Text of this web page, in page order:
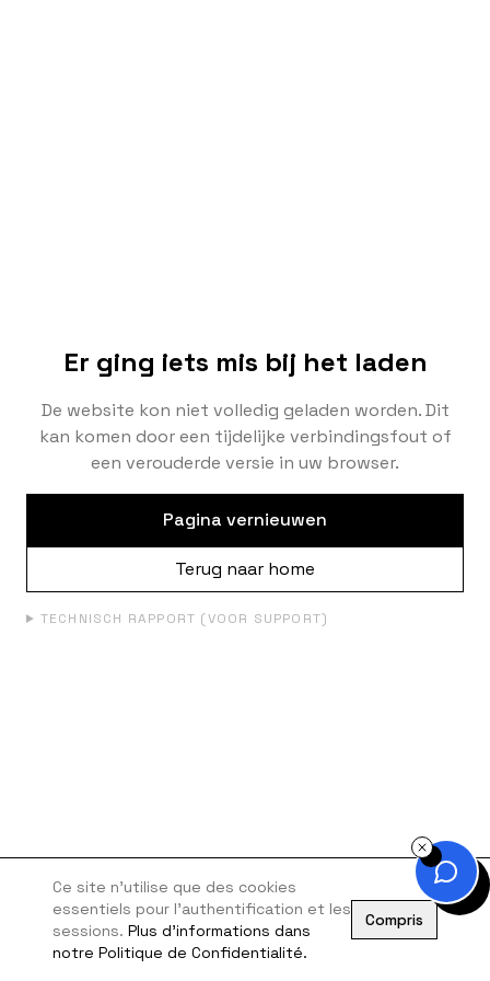
Er ging iets mis bij het laden
De website kon niet volledig geladen worden. Dit
kan komen door een tijdelijke verbindingsfout of
een verouderde versie in uw browser.
Pagina vernieuwen
Terug naar home
TECHNISCH RAPPORT (VOOR SUPPORT)
Ce site n'utilise que des cookies
essentiels pour l'authentification et les
sessions. Plus d'informations dans
notre Politique de Confidentialité.
Compris